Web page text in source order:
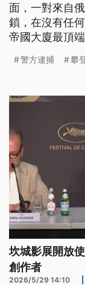
面，一對來自
鎖，在沒有任
帝國大廈最頂
捕，並面臨多
警方逮捕 攀
坎城影展開放
創作者
2026/5/29 14:10